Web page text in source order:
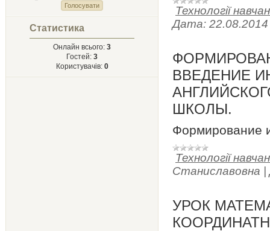
Статистика
Онлайн всього: 3
Гостей: 3
Користувачів: 0
Технології
Дата: 22.08.2014
ВВЕДЕНИЕ
ШКОЛЫ.
Формирование
Технології
Станиславовна |
УРОК